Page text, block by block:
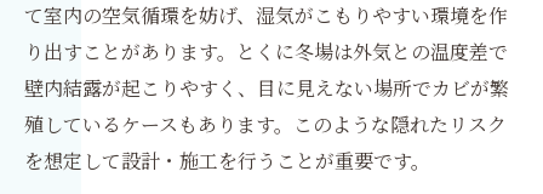
て室内の空気循環を妨げ、湿気がこもりやすい環境を作
り出すことがあります。とくに冬場は外気との温度差で
壁内結露が起こりやすく、目に見えない場所でカビが繁
殖しているケースもあります。このような隠れたリスク
を想定して設計・施工を行うことが重要です。